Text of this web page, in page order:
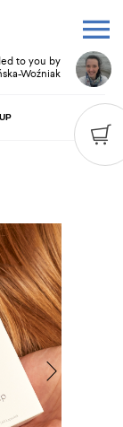
to you by
Woźniak